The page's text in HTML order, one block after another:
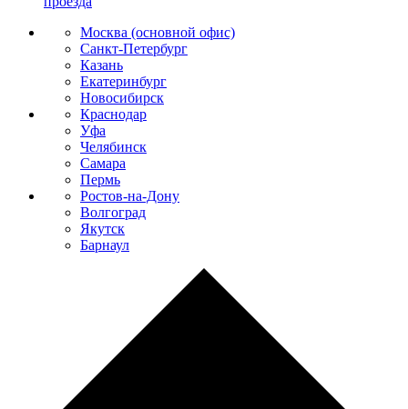
Москва (основной офис)
Санкт-Петербург
Казань
Екатеринбург
Новосибирск
Краснодар
Уфа
Челябинск
Самара
Пермь
Ростов-на-Дону
Волгоград
Якутск
Барнаул